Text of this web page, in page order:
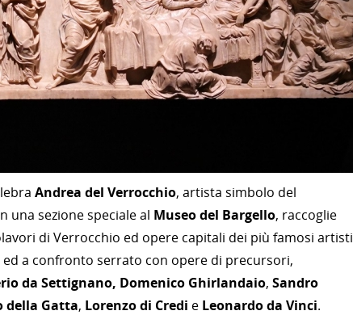
Andrea del Verrocchio, artista simbolo del
una sezione speciale al Museo del Bargello, raccoglie
di Verrocchio ed opere capitali dei più famosi artisti
a confronto serrato con opere di precursori,
da Settignano, Domenico Ghirlandaio, Sandro
della Gatta, Lorenzo di Credi e Leonardo da Vinci.